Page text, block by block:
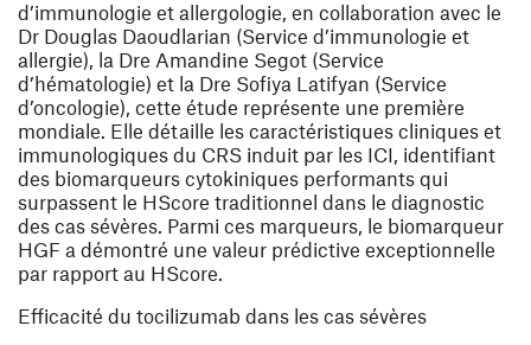
d’immunologie et allergologie, en collaboration avec le
Dr Douglas Daoudlarian (Service d’immunologie et
allergie), la Dre Amandine Segot (Service
d’hématologie) et la Dre Sofiya Latifyan (Service
d’oncologie), cette étude représente une première
mondiale. Elle détaille les caractéristiques cliniques et
immunologiques du CRS induit par les ICI, identifiant
des biomarqueurs cytokiniques performants qui
surpassent le HScore traditionnel dans le diagnostic
des cas sévères. Parmi ces marqueurs, le biomarqueur
HGF a démontré une valeur prédictive exceptionnelle
par rapport au HScore.
Efficacité du tocilizumab dans les cas sévères